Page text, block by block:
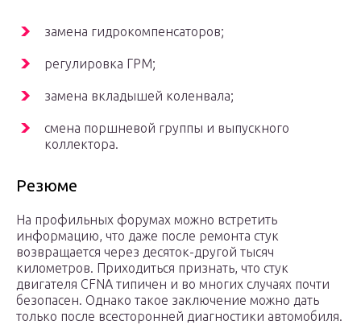
замена гидрокомпенсаторов;
регулировка ГРМ;
замена вкладышей коленвала;
смена поршневой группы и выпускного
коллектора.
Резюме
На профильных форумах можно встретить
информацию, что даже после ремонта стук
возвращается через десяток-другой тысяч
километров. Приходиться признать, что стук
двигателя CFNA типичен и во многих случаях почти
безопасен. Однако такое заключение можно дать
только после всесторонней диагностики автомобиля.